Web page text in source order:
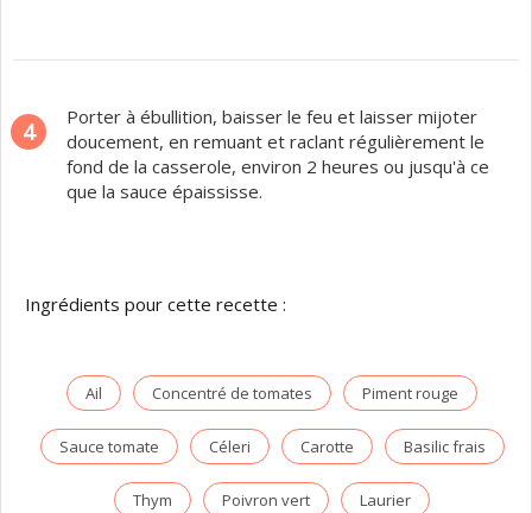
4
Porter à ébullition, baisser le feu et laisser mijoter
doucement, en remuant et raclant régulièrement le
fond de la casserole, environ 2 heures ou jusqu'à ce
que la sauce épaississe.
Ingrédients pour cette recette :
Ail Concentré de tomates Piment rouge
Sauce tomate Céleri Carotte Basilic frais
Thym Poivron vert Laurier